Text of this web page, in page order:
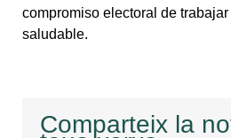
compromiso electoral de
saludable.
Comparteix la